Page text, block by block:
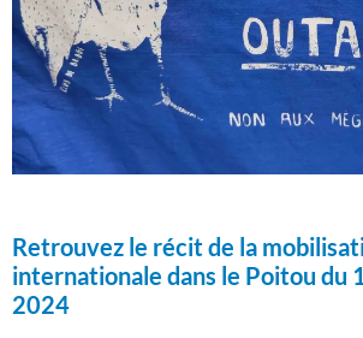
Retrouvez le récit de la
internationale dans le Poitou du
2024